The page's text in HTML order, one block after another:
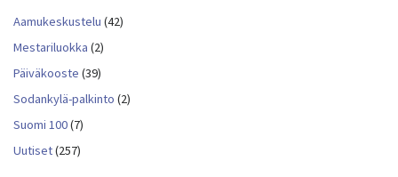
Aamukeskustelu (42)
Mestariluokka (2)
Päiväkooste (39)
Sodankylä-palkinto (2)
Suomi 100(7)
Uutiset(257)